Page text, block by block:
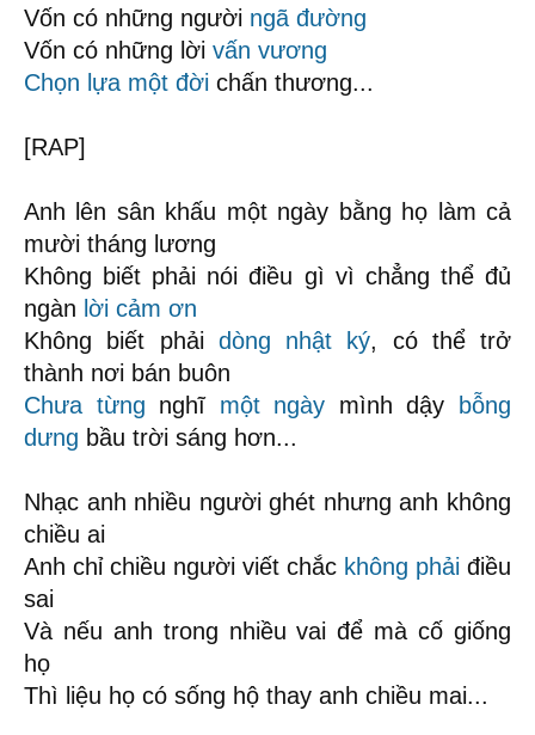
Vốn có những người ngã đường
Vốn có những lời vấn vương
Chọn lựa một đời chấn thương...
[RAP]
Anh lên sân khấu một ngày bằng họ làm cả
mười tháng lương
Không biết phải nói điều gì vì chẳng thể đủ
ngàn lời cảm ơn
Không biết phải dòng nhật ký, có thể trở
thành nơi bán buôn
Chưa từng nghĩ một ngày mình dậy
bỗng
dưng bầu trời sáng hơn...
Nhạc anh nhiều người ghét nhưng anh không
chiều ai
Anh chỉ chiều người viết chắc không phải điều
sai
Và nếu anh trong nhiều vai để mà cố giống
họ
Thì liệu họ có sống hộ thay anh chiều mai...